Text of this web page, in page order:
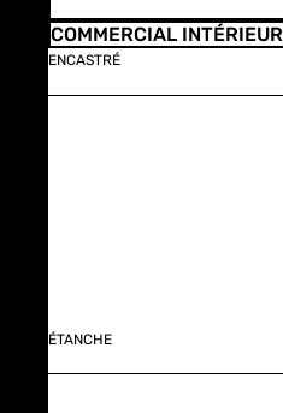
COMMERCIAL INTÉRIEUR
ENCASTRÉ
ÉTANCHE